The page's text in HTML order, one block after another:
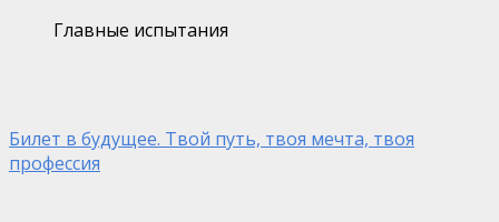
Главные испытания
Билет в будущее. Твой путь, твоя мечта, твоя
профессия